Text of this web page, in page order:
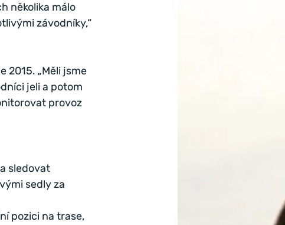
několika málo
závodníky,“
2015. „Měli jsme
jeli a potom
provoz
sledovat
sedly za
pozici na trase,